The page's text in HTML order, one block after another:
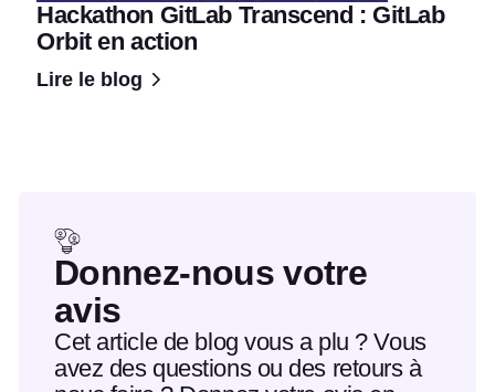
Hackathon GitLab Transcend : GitLab
Orbit en action
Lire le blog
Donnez-nous votre
avis
Cet article de blog vous a plu ? Vous
avez des questions ou des retours à